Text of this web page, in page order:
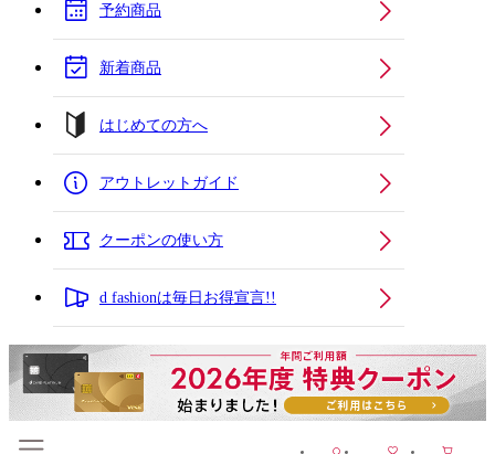
予約商品
新着商品
はじめての方へ
アウトレットガイド
クーポンの使い方
d fashionは毎日お得宣言!!